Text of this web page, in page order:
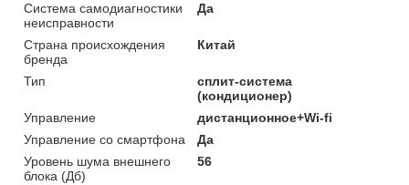
Система самодиагностики
неисправности
Да
Страна происхождения
бренда
Китай
Тип
сплит-система
(кондиционер)
Управление
дистанционное+Wi-fi
Управление со смартфона
Да
Уровень шума внешнего
блока (Дб)
56